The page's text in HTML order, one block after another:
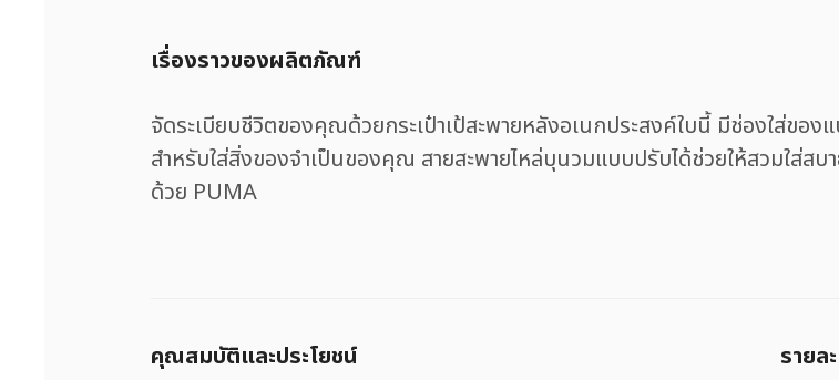
เรื่องราวของผลิตภัณฑ์
จัดระเบียบชีวิตของคุณด้วยกระเป๋าเป้สะพายหลังอเนกประสงค์ใบนี้ มีช่องใส่ขอ
สำหรับใส่สิ่งของจำเป็นของคุณ สายสะพายไหล่บุนวมแบบปรับได้ช่วยให้สวมใส่
ด้วย PUMA
คุณสมบัติและประโยชน์ รายล